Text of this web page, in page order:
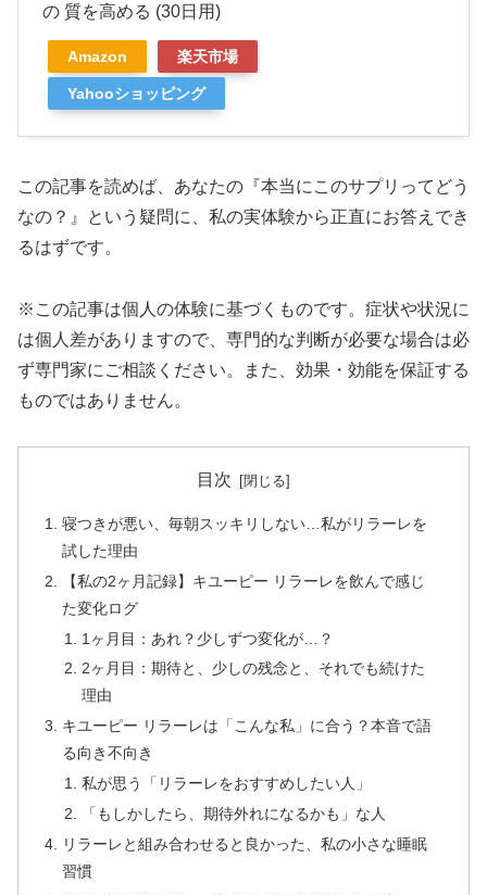
の 質を高める (30日用)
Amazon 楽天市場
Yahooショッピング
この記事を読めば、あなたの『本当にこのサプリってどう
なの？』という疑問に、私の実体験から正直にお答えでき
るはずです。
※この記事は個人の体験に基づくものです。症状や状況に
は個人差がありますので、専門的な判断が必要な場合は必
ず専門家にご相談ください。また、効果・効能を保証する
ものではありません。
目次
寝つきが悪い、毎朝スッキリしない…私がリラーレを
試した理由
【私の2ヶ月記録】キユーピー リラーレを飲んで感じ
た変化ログ
1ヶ月目：あれ？少しずつ変化が…？
2ヶ月目：期待と、少しの残念と、それでも続けた
理由
キユーピー リラーレは「こんな私」に合う？本音で語
る向き不向き
私が思う「リラーレをおすすめしたい人」
「もしかしたら、期待外れになるかも」な人
リラーレと組み合わせると良かった、私の小さな睡眠
習慣